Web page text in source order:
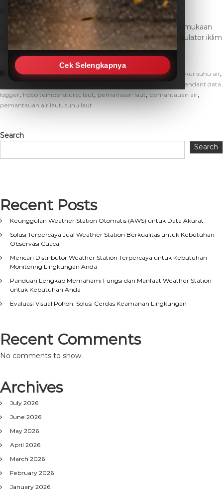
Cek Selengkapnya
January 29, 2026 THC SEO Leave a Comment
Samudra mencakup lebih dari tujuh puluh persen permukaan
planet kita dan memegang peranan vital sebagai regulator iklim
global. Namun, saat […]
Artikel alat ukur air,bahaya pemanasan laut,cara ukur suhu air,
hobo pendant data
logger, hobo temperature, laut, pemanasan laut, pemantauan air,
pemantauan air laut, suhu laut
Search
Search
Recent Posts
Keunggulan Weather Station Otomatis (AWS) untuk Data Akurat
Solusi Terpercaya Jual Weather Station Berkualitas untuk Kebutuhan
Observasi Cuaca
Mencari Distributor Weather Station Terpercaya untuk Kebutuhan
Monitoring Lingkungan Anda
Panduan Lengkap Memahami Fungsi dan Manfaat Weather Station
untuk Kebutuhan Anda
Evaluasi Visual Pohon: Solusi Cerdas Keamanan Lingkungan
Recent Comments
No comments to show.
Archives
July 2026
June 2026
May 2026
April 2026
March 2026
February 2026
January 2026